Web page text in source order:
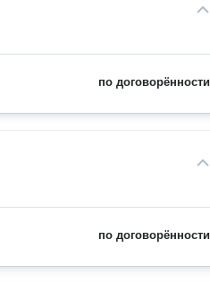
по договорённости
по договорённости